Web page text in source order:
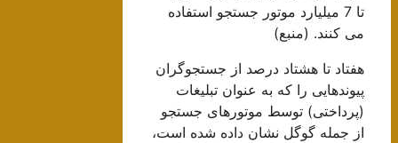
تا 7 میلیارد موتور جستجو استفاده
می کنند. (منبع)
هفتاد تا هشتاد درصد از جستجوگران
پیوندهایی را که به عنوان تبلیغات
(پرداختی) توسط موتورهای جستجو
از جمله گوگل نشان داده شده است،